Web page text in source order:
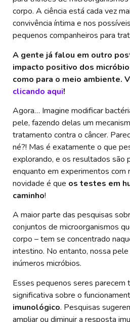
corpo. A ciência está cada vez
convivência íntima e nos
pequenos companheiros para
A gente já falou em outro
impacto positivo dos
como para o meio ambiente.
clicando aqui!
Agora… Imagine modificar
pele, fazendo delas um
tratamento contra o câncer.
né?! Mas é exatamente o que
explorando, e os resultados são
enquanto em experimentos com
novidade é que os testes em
caminho!
A maior parte das pesquisas
conjuntos de microorganismos
corpo – tem se concentrado
intestino. No entanto, nossa
inúmeros micróbios.
Esses pequenos seres parecem
significativa sobre o
imunológico. Pesquisas
ampliar ou diminuir a resposta